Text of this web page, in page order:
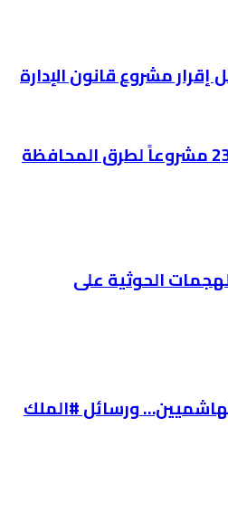
إقرار مشروع قانون الإدارة
“أشغال المفرق” تنفذ 23 مشروعاً لطرق المحافظة
الحوثية على
ورسائل #الملك